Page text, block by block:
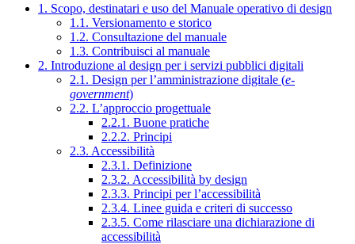
1. Scopo, destinatari e uso del Manuale operativo di design
1.1. Versionamento e storico
1.2. Consultazione del manuale
1.3. Contribuisci al manuale
2. Introduzione al design per i servizi pubblici digitali
2.1. Design per l’amministrazione digitale (e-
government)
2.2. L’approccio progettuale
2.2.1. Buone pratiche
2.2.2. Principi
2.3. Accessibilità
2.3.1. Definizione
2.3.2. Accessibilità by design
2.3.3. Principi per l’accessibilità
2.3.4. Linee guida e criteri di successo
2.3.5. Come rilasciare una dichiarazione di
accessibilità